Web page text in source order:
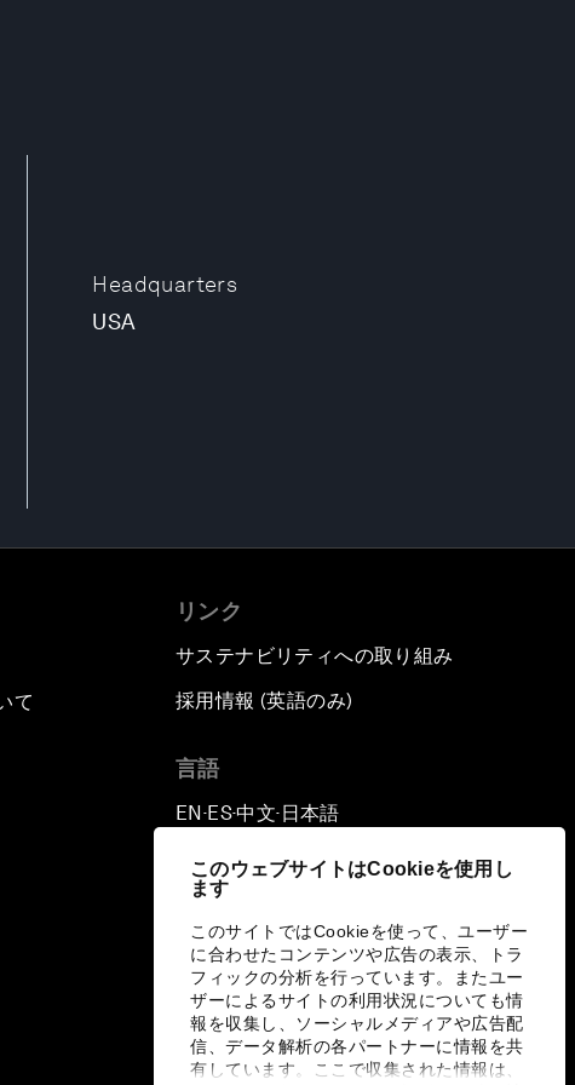
このウェブサイトはCookieを使用し
ます
このサイトではCookieを使って、ユーザー
に合わせたコンテンツや広告の表示、トラ
フィックの分析を行っています。またユー
ザーによるサイトの利用状況についても情
報を収集し、ソーシャルメディアや広告配
信、データ解析の各パートナーに情報を共
有しています。ここで収集された情報は、
Headquarters
USA
て
リンク
サステナビリティへの取り組み
採用情報 (英語のみ)
言語
EN ▪ES▪中文▪ 日本語